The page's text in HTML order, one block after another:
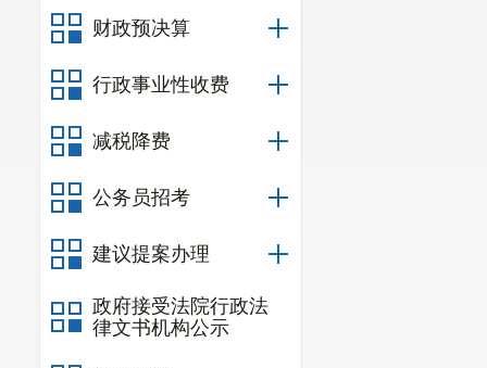
财政预决算
行政事业性收费
减税降费
公务员招考
建议提案办理
政府接受法院行政法
律文书机构公示